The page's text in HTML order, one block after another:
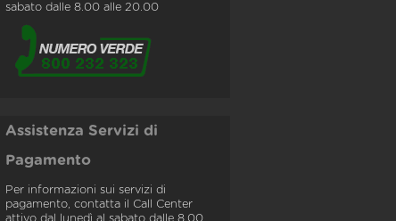
sabato dalle 8.00 alle 20.00
Assistenza Servizi di
Pagamento
Per informazioni sui servizi di
pagamento, contatta il Call Center